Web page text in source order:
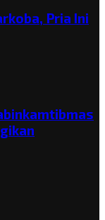
Pria Ini